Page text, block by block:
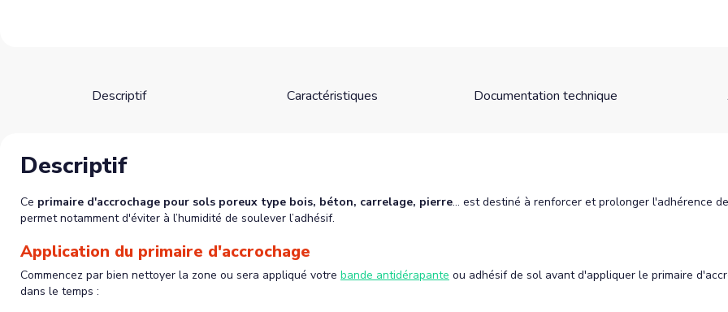
Descriptif Caractéristiques Documentation technique
Descriptif
Ce primaire d'accrochage pour sols poreux type bois, béton, carrelage, pierre... est destiné à renforcer et prolonger l'adhérence
permet notamment d'éviter à l’humidité de soulever l’adhésif.
Application du primaire d'accrochage
Commencez par bien nettoyer la zone ou sera appliqué votre bande antidérapante ou adhésif de sol avant d'appliquer le primaire
dans le temps :